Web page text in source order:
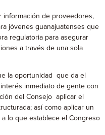
información de proveedores,
jóvenes guanajuatenses que
regulatoria para asegurar
a través de una sola
la oportunidad que da el
inmediato de gente con
del Consejo aplicar el
así como aplicar un
lo que establece el Congreso